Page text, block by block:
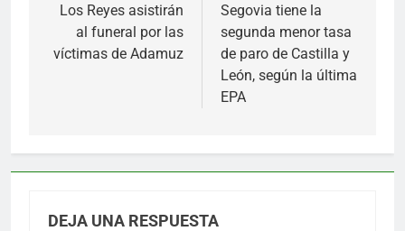
de
entradas
Los Reyes asistirán
al funeral por las
víctimas de Adamuz
Segovia tiene la
segunda menor tasa
de paro de Castilla y
León, según la última
EPA
DEJA UNA RESPUESTA